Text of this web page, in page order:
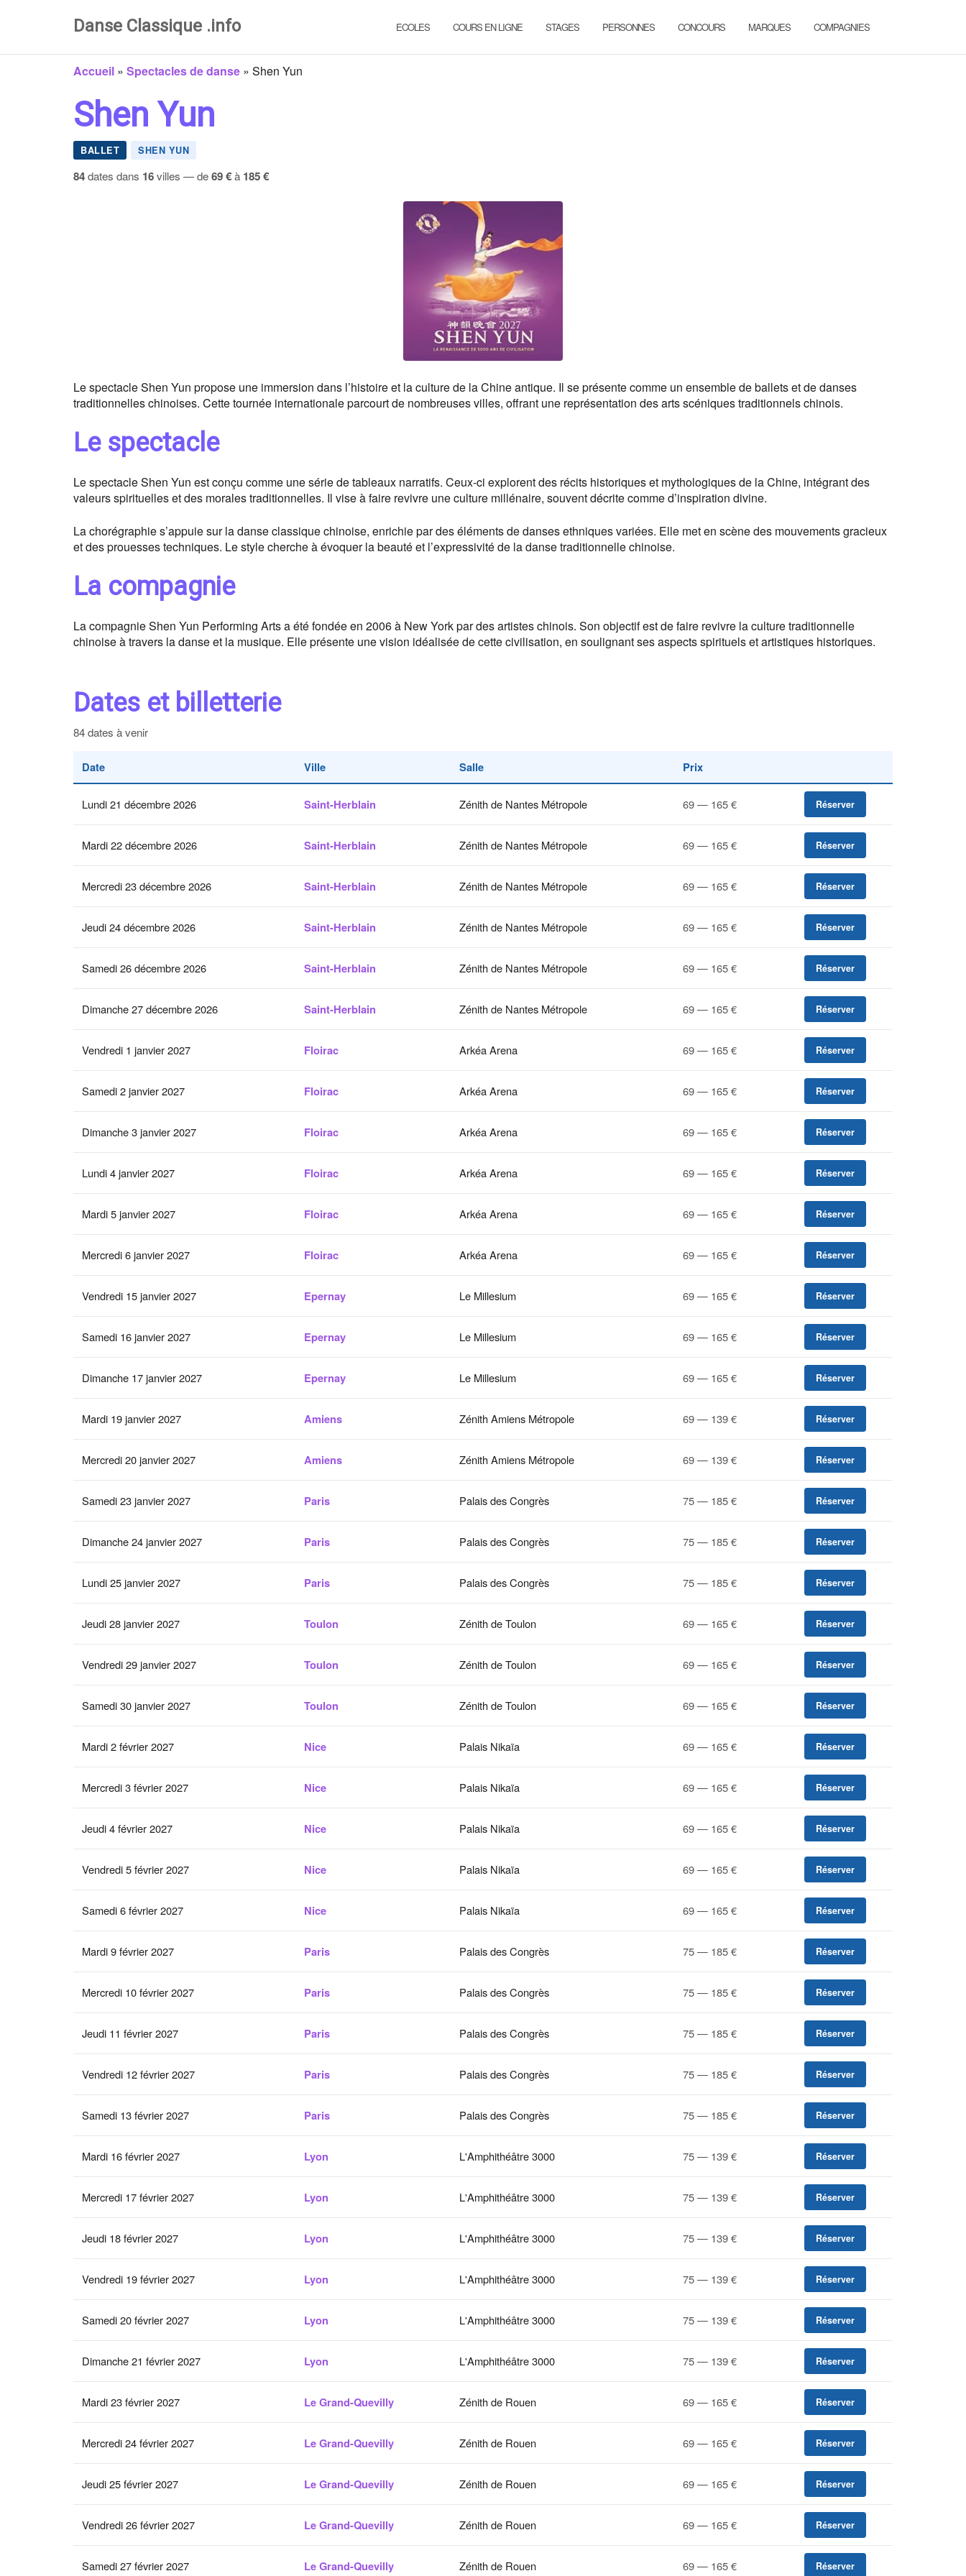
Danse Classique .info ECOLES COURS EN LIGNE STAGES PERSONNES CONCOURS MARQUES COMPAGNIES
Accueil » Spectacles de danse » Shen Yun
Shen Yun
BALLET SHEN YUN
84dates dans 16villes — de69 €à 185 €
Le spectacle Shen Yun propose une immersion dans l’histoire et la culture de la Chine antique. Il se présente comme un ensemble de ballets et de danses
traditionnelles chinoises. Cette tournée internationale parcourt de nombreuses villes, offrant une représentation des arts scéniques traditionnels chinois.
Le spectacle
Le spectacle Shen Yun est conçu comme une série de tableaux narratifs. Ceux-ci explorent des récits historiques et mythologiques de la Chine, intégrant des
valeurs spirituelles et des morales traditionnelles. Il vise à faire revivre une culture millénaire, souvent décrite comme d’inspiration divine.
La chorégraphie s’appuie sur la danse classique chinoise, enrichie par des éléments de danses ethniques variées. Elle met en scène des mouvements gracieux
et des prouesses techniques. Le style cherche à évoquer la beauté et l’expressivité de la danse traditionnelle chinoise.
La compagnie
La compagnie Shen Yun Performing Arts a été fondée en 2006 à New York par des artistes chinois. Son objectif est de faire revivre la culture traditionnelle
chinoise à travers la danse et la musique. Elle présente une vision idéalisée de cette civilisation, en soulignant ses aspects spirituels et artistiques historiques.
Dates et billetterie
84 dates à venir
Date Ville Salle Prix
Lundi 21 décembre 2026 Saint-Herblain Zénith de Nantes Métropole 69 — 165 € Réserver
Mardi 22 décembre 2026 Saint-Herblain Zénith de Nantes Métropole 69 — 165 € Réserver
Mercredi 23 décembre 2026 Saint-Herblain Zénith de Nantes Métropole 69 — 165 € Réserver
Jeudi 24 décembre 2026 Saint-Herblain Zénith de Nantes Métropole 69 — 165 € Réserver
Samedi 26 décembre 2026 Saint-Herblain Zénith de Nantes Métropole 69 — 165 € Réserver
Dimanche 27 décembre 2026 Saint-Herblain Zénith de Nantes Métropole 69 — 165 € Réserver
Vendredi 1 janvier 2027 Floirac Arkéa Arena 69 — 165 € Réserver
Samedi 2 janvier 2027 Floirac Arkéa Arena 69 — 165 € Réserver
Dimanche 3 janvier 2027 Floirac Arkéa Arena 69 — 165 € Réserver
Lundi 4 janvier 2027 Floirac Arkéa Arena 69 — 165 € Réserver
Mardi 5 janvier 2027 Floirac Arkéa Arena 69 — 165 € Réserver
Mercredi 6 janvier 2027 Floirac Arkéa Arena 69 — 165 € Réserver
Vendredi 15 janvier 2027 Epernay Le Millesium 69 — 165 € Réserver
Samedi 16 janvier 2027 Epernay Le Millesium 69 — 165 € Réserver
Dimanche 17 janvier 2027 Epernay Le Millesium 69 — 165 € Réserver
Mardi 19 janvier 2027 Amiens Zénith Amiens Métropole 69 — 139 € Réserver
Mercredi 20 janvier 2027 Amiens Zénith Amiens Métropole 69 — 139 € Réserver
Samedi 23 janvier 2027 Paris Palais des Congrès 75 — 185 € Réserver
Dimanche 24 janvier 2027 Paris Palais des Congrès 75 — 185 € Réserver
Lundi 25 janvier 2027 Paris Palais des Congrès 75 — 185 € Réserver
Jeudi 28 janvier 2027 Toulon Zénith de Toulon 69 — 165 € Réserver
Vendredi 29 janvier 2027 Toulon Zénith de Toulon 69 — 165 € Réserver
Samedi 30 janvier 2027 Toulon Zénith de Toulon 69 — 165 € Réserver
Mardi 2 février 2027 Nice Palais Nikaïa 69 — 165 € Réserver
Mercredi 3 février 2027 Nice Palais Nikaïa 69 — 165 € Réserver
Jeudi 4 février 2027 Nice Palais Nikaïa 69 — 165 € Réserver
Vendredi 5 février 2027 Nice Palais Nikaïa 69 — 165 € Réserver
Samedi 6 février 2027 Nice Palais Nikaïa 69 — 165 € Réserver
Mardi 9 février 2027 Paris Palais des Congrès 75 — 185 € Réserver
Mercredi 10 février 2027 Paris Palais des Congrès 75 — 185 € Réserver
Jeudi 11 février 2027 Paris Palais des Congrès 75 — 185 € Réserver
Vendredi 12 février 2027 Paris Palais des Congrès 75 — 185 € Réserver
Samedi 13 février 2027 Paris Palais des Congrès 75 — 185 € Réserver
Mardi 16 février 2027 Lyon L'Amphithéâtre 3000 75 — 139 € Réserver
Mercredi 17 février 2027 Lyon L'Amphithéâtre 3000 75 — 139 € Réserver
Jeudi 18 février 2027 Lyon L'Amphithéâtre 3000 75 — 139 € Réserver
Vendredi 19 février 2027 Lyon L'Amphithéâtre 3000 75 — 139 € Réserver
Samedi 20 février 2027 Lyon L'Amphithéâtre 3000 75 — 139 € Réserver
Dimanche 21 février 2027 Lyon L'Amphithéâtre 3000 75 — 139 € Réserver
Mardi 23 février 2027 Le Grand-Quevilly Zénith de Rouen 69 — 165 € Réserver
Mercredi 24 février 2027 Le Grand-Quevilly Zénith de Rouen 69 — 165 € Réserver
Jeudi 25 février 2027 Le Grand-Quevilly Zénith de Rouen 69 — 165 € Réserver
Vendredi 26 février 2027 Le Grand-Quevilly Zénith de Rouen 69 — 165 € Réserver
Samedi 27 février 2027 Le Grand-Quevilly Zénith de Rouen 69 — 165 € Réserver